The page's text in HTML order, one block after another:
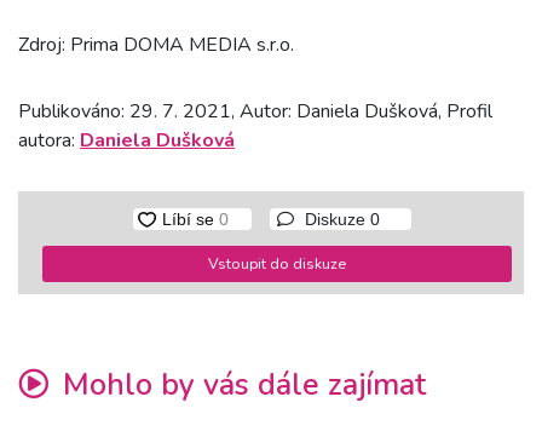
Zdroj: Prima DOMA MEDIA s.r.o.
Publikováno: 29. 7. 2021, Autor: Daniela Dušková, Profil
autora: Daniela Dušková
Diskuze 0
Vstoupit do diskuze
Mohlo by vás dále zajímat